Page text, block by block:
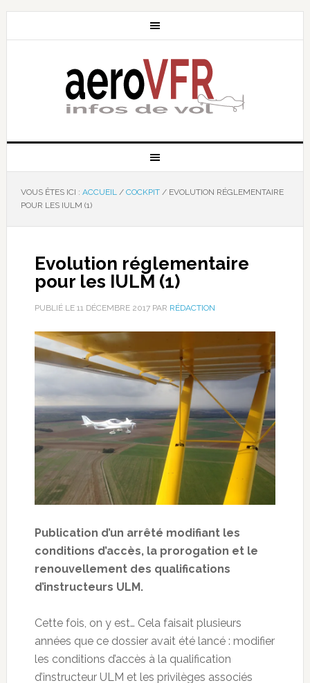
VOUS ÊTES ICI : ACCUEIL / COCKPIT /EVOLUTION RÉGLEMENTAIRE
POUR LES IULM (1)
Evolution réglementaire
pour les IULM (1)
PUBLIÉ LE 11 DÉCEMBRE 2017PAR RÉDACTION
Publication d’un arrêté modifiant les
conditions d’accès, la prorogation et le
renouvellement des qualifications
d’instructeurs ULM.
Cette fois, on y est… Cela faisait plusieurs
années que ce dossier avait été lancé : modifier
les conditions d’accès à la qualification
d’instructeur ULM et les privilèges associés